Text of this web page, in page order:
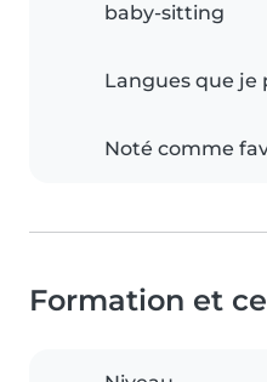
baby-sitting
Langues que je
Noté comme
Formation et